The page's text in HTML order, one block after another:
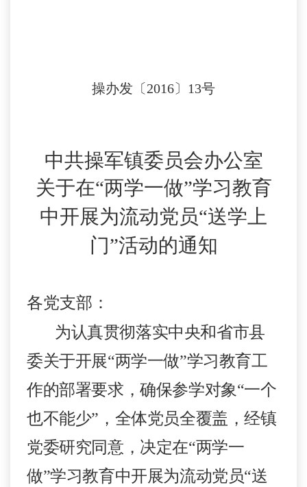
操办发〔 2016〕 13号
中共操军镇委员会办公室
关于在“两学一做”学习教育
中开展为流动党员“送学上
门”活动的通知
各党支部 ：
为认真贯彻落实中央和省市县
委关于开展“两学一做”学习教育工
作的部署要求，确保参学对象“一个
也不能少”，全体党员全覆盖，经镇
党委研究同意，决定在“两学一
做”学习教育中开展为流动党员“送